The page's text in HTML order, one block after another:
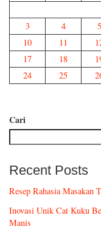
3
4 5
10
11
17
18
24
25
Cari
Recent Posts
Resep Rahasia Masakan
Inovasi Unik Cat Kuku
Manis